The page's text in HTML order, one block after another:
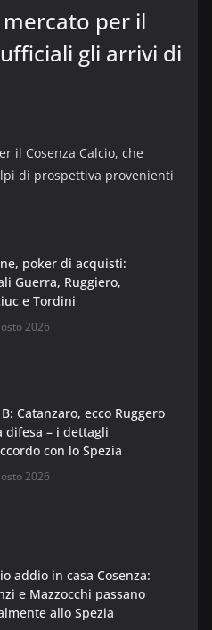
per il
gli arrivi di
il Cosenza Calcio, che
di prospettiva provenienti
poker di acquisti:
Guerra, Ruggiero,
e Tordini
2026
Catanzaro, ecco Ruggero
difesa – i dettagli
con lo Spezia
2026
addio in casa Cosenza:
e Mazzocchi passano
allo Spezia